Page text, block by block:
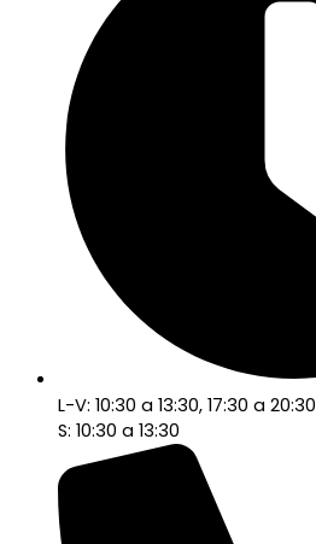
L-V: 10:30 a 13:30, 17:30 a 20:30
S: 10:30 a 13:30